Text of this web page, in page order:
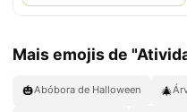
Mais emojis de
🎃Abóbora de Halloween 🎄